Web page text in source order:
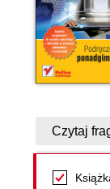
Czytaj